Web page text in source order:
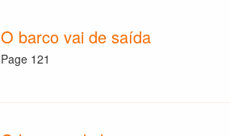
O barco vai de saída
Page 121